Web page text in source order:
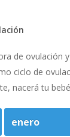
de ovulación
ciclo de
nacerá tu